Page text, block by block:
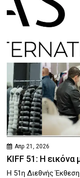
Απρ 21, 2026
KIFF 51: Η εικόνα
Η 51η Διεθνής